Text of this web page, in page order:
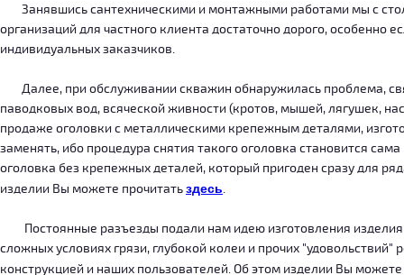
Занявшись сантехническими и монтажными работами мы с
организаций для частного клиента достаточно дорого, особенно
индивидуальных заказчиков.
Далее, при обслуживании скважин обнаружилась проблема,
паводковых вод, всяческой живности (кротов, мышей, лягушек,
продаже оголовки с металлическими крепежным деталями,
заменять, ибо процедура снятия такого оголовка становится
оголовка без крепежных деталей, который пригоден сразу для
изделии Вы можете прочитатьздесь.
Постоянные разъезды подали нам идею изготовления
сложных условиях грязи, глубокой колеи и прочих
конструкцией и наших пользователей. Об этом изделии Вы